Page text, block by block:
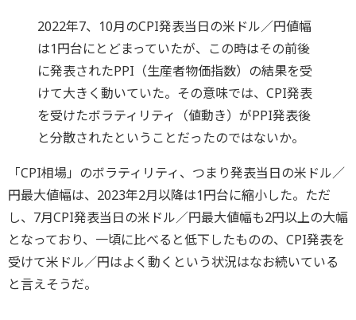
2022年7、10月のCPI発表当日の米ドル／円値幅
は1円台にとどまっていたが、この時はその前後
に発表されたPPI（生産者物価指数）の結果を受
けて大きく動いていた。その意味では、CPI発表
を受けたボラティリティ（値動き）がPPI発表後
と分散されたということだったのではないか。
「CPI相場」のボラティリティ、つまり発表当日の米ドル／
円最大値幅は、2023年2月以降は1円台に縮小した。ただ
し、7月CPI発表当日の米ドル／円最大値幅も2円以上の大幅
となっており、一頃に比べると低下したものの、CPI発表を
受けて米ドル／円はよく動くという状況はなお続いている
と言えそうだ。